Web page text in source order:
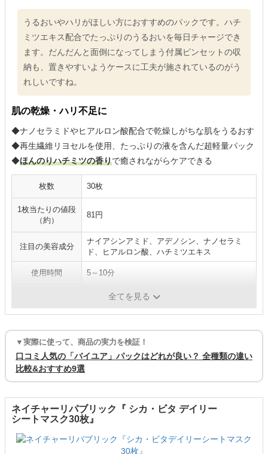
うるおいやハリがほしい方におすすめのパックです。ハチ
ミツエキス配合でたっぷりのうるおいを毎日チャージでき
ます。だんだんと面倒になってしまう付属ピンセットの収
納も、置きやすいようケースに工夫が施されているのがう
れしいですね。
肌の乾燥・ハリ不足に
◆ナノセラミドやヒアルロン酸配合で乾燥しがちな肌をうるおす
◆再生繊維リヨセルを使用、たっぷりの液を含んだ超軽量パック
◆ほんのりハチミツの香りで癒されながらケアできる
枚数 30枚
1枚当たりの値段
（約）
81円
注目の美容成分
ナイアシンアミド、アデノシン、ナノセラミ
ド、ヒアルロン酸、ハチミツエキス
使用時間 5～10分
全てを見る
▼実際に使って、商品の実力を検証！
口コミ人気の「バイユア」パックはどれが良い？ 全種類の違い
比較&おすすめ9選
ネイチャーリパブリック『 シカ・ビタ デイリー
シートマスク30枚』